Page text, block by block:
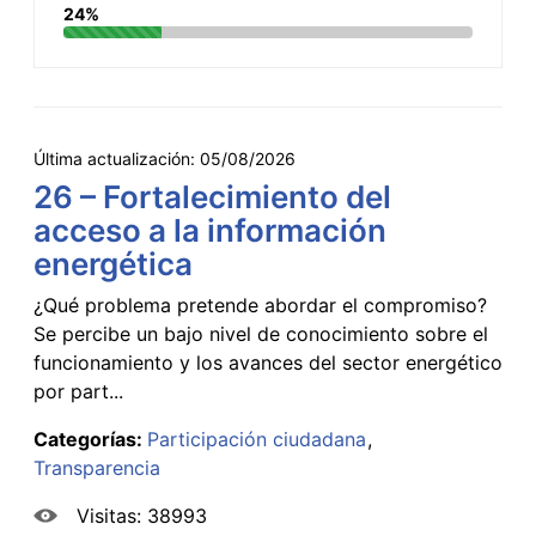
24%
Última actualización: 05/08/2026
26 – Fortalecimiento del
acceso a la información
energética
¿Qué problema pretende abordar el compromiso?
Se percibe un bajo nivel de conocimiento sobre el
funcionamiento y los avances del sector energético
por part...
Categorías: Participación ciudadana
Transparencia
Visitas: 38993